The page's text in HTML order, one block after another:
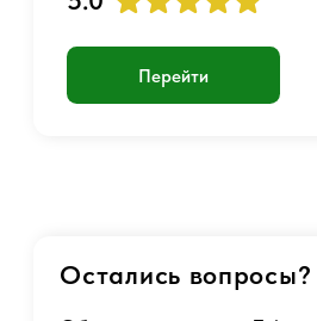
График работы: Пн-Пт с 10:00 до 23:00
+7 901 717-88-44
luckyairsoftshop@gmail.com
Самовывоз: